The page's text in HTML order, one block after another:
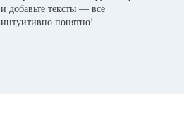
и добавьте тексты — всё
интуитивно понятно!